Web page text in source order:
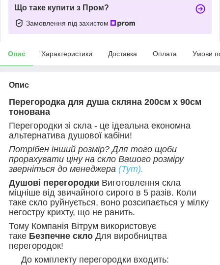
Що таке купити з Пром?
Замовлення під захистом
Опис Характеристики Доставка Оплата Умови
Опис
Перегородка для душа скляна 200см х 90см
тонована
Перегородки зі скла - це ідеальна економна
альтернатива душової кабіни!
Потрібен інший розмір? Для того щоби
прорахувати ціну на скло Вашого розміру
зверніться до менеджера (Тут).
Душові перегородки Виготовлення скла
міцніше від звичайного сирого в 5 разів. Коли
таке скло руйнується, воно розсипається у мілку
негостру крихту, що не ранить.
Тому Компанія Вітрум використовує
таке Безпечне скло Для виробництва
перегородок!
До комплекту перегородки входить: